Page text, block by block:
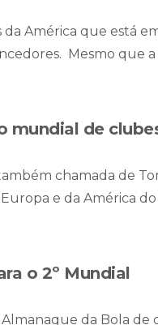
América que está
Mesmo que a
mundial de
também chamada de
e da América
o 2º Mundial
da Bola de